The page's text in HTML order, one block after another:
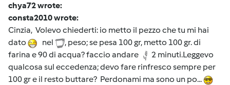
chya72 wrote:
consta2010 wrote:
Cinzia, Volevo chiederti: io metto il pezzo che tu mi hai
dato
nel
, peso; se pesa 100 gr, metto 100 gr. di
farina e 90 di acqua? faccio andare
2 minuti.Leggevo
qualcosa sul eccedenza; devo fare rinfresco sempre per
100 gr e il resto buttare? Perdonami ma sono un po...